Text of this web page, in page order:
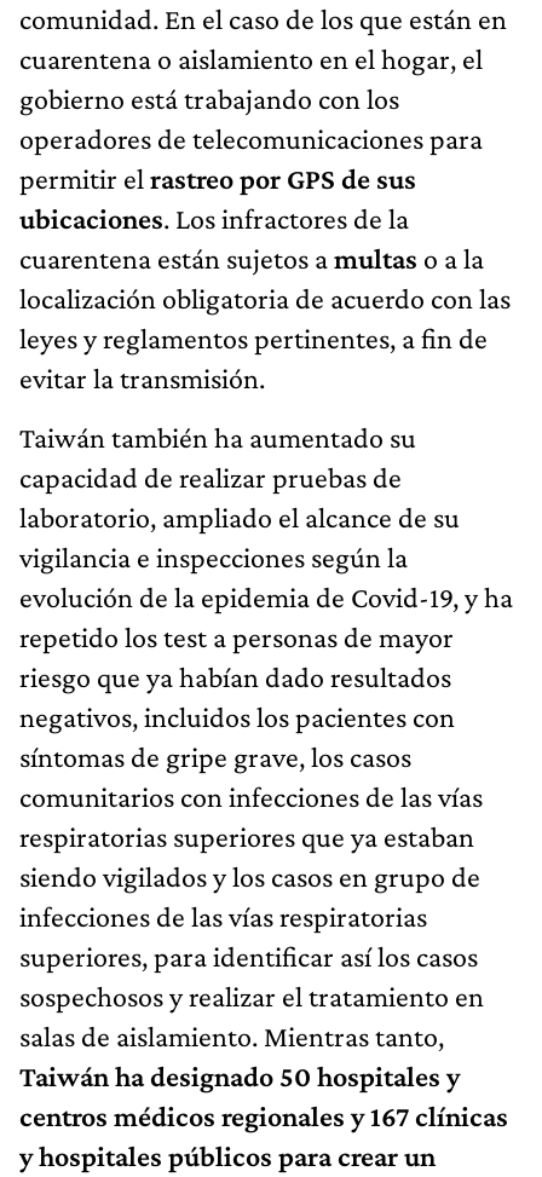
comunidad. En el caso de los que están en
cuarentena o aislamiento en el hogar, el
gobierno está trabajando con los
operadores de telecomunicaciones para
permitir el rastreo por GPS de sus
ubicaciones. Los infractores de la
cuarentena están sujetos amultas o a la
localización obligatoria de acuerdo con las
leyes y reglamentos pertinentes, a fin de
evitar la transmisión.
Taiwán también ha aumentado su
capacidad de realizar pruebas de
laboratorio, ampliado el alcance de su
vigilancia e inspecciones según la
evolución de la epidemia de Covid-19, y ha
repetido los test a personas de mayor
riesgo que ya habían dado resultados
negativos, incluidos los pacientes con
síntomas de gripe grave, los casos
comunitarios con infecciones de las vías
respiratorias superiores que ya estaban
siendo vigilados y los casos en grupo de
infecciones de las vías respiratorias
superiores, para identificar así los casos
sospechosos y realizar el tratamiento en
salas de aislamiento. Mientras tanto,
Taiwán ha designado 50 hospitales y
centros médicos regionales y 167 clínicas
y hospitales públicos para crear un